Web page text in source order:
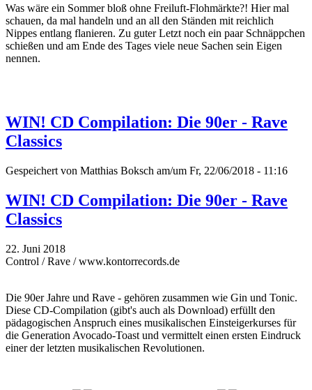
Was wäre ein Sommer bloß ohne Freiluft-Flohmärkte?! Hier mal
schauen, da mal handeln und an all den Ständen mit reichlich
Nippes entlang flanieren. Zu guter Letzt noch ein paar Schnäppchen
schießen und am Ende des Tages viele neue Sachen sein Eigen
nennen.
WIN! CD Compilation: Die 90er - Rave
Classics
Gespeichert von Matthias Boksch am/um Fr, 22/06/2018 - 11:16
WIN! CD Compilation: Die 90er - Rave
Classics
22. Juni 2018
Control / Rave / www.kontorrecords.de
Die 90er Jahre und Rave - gehören zusammen wie Gin und Tonic.
Diese CD-Compilation (gibt's auch als Download) erfüllt den
pädagogischen Anspruch eines musikalischen Einsteigerkurses für
die Generation Avocado-Toast und vermittelt einen ersten Eindruck
einer der letzten musikalischen Revolutionen.